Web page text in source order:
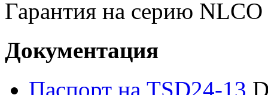
Гарантия на серию
Документация
Паспорт на TSD24-13